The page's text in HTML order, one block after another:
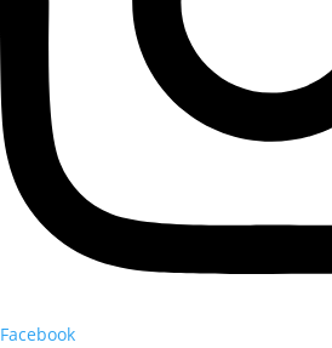
Facebook